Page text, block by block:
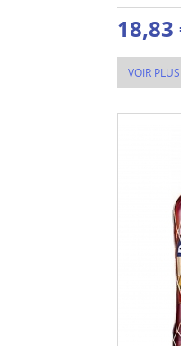
18,83
VOIR PLUS